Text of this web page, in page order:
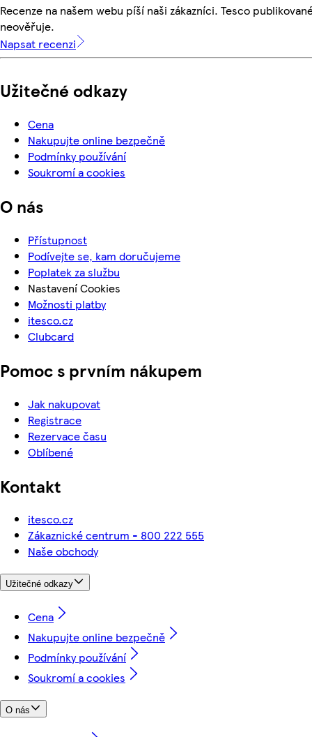
Recenze na našem webu píší naši zákazníci. Tesco
neověřuje.
Napsat recenzi
Užitečné odkazy
Cena
Nakupujte online bezpečně
Podmínky používání
Soukromí a cookies
O nás
Přístupnost
Podívejte se, kam doručujeme
Poplatek za službu
Nastavení Cookies
Možnosti platby
itesco.cz
Clubcard
Pomoc s prvním nákupem
Jak nakupovat
Registrace
Rezervace času
Oblíbené
Kontakt
itesco.cz
Zákaznické centrum - 800 222 555
Naše obchody
Užitečné odkazy
Cena
Nakupujte online bezpečně
Podmínky používání
Soukromí a cookies
O nás